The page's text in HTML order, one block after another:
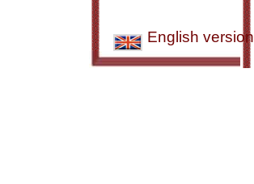
English version